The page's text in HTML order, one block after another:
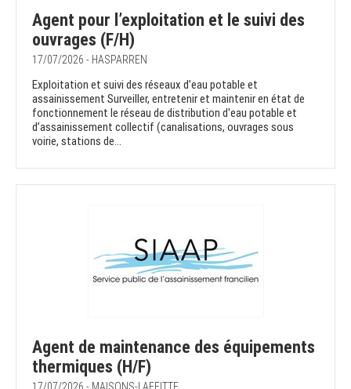
Agent pour l’exploitation et le suivi des
ouvrages (F/H)
17/07/2026 - HASPARREN
Exploitation et suivi des réseaux d’eau potable et
assainissement Surveiller, entretenir et maintenir en état de
fonctionnement le réseau de distribution d'eau potable et
d’assainissement collectif (canalisations, ouvrages sous
voirie, stations de...
Agent de maintenance des équipements
thermiques (H/F)